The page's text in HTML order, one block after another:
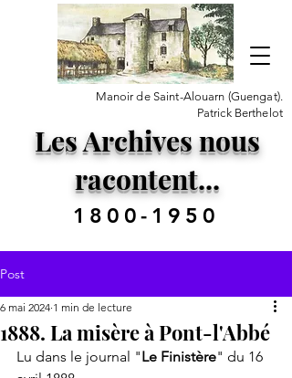
Les Archives nous
racontent...
1800-1950
Manoir de Saint-Alouarn (Guengat).
Patrick Berthelot
Post
1888. La misère à Pont-l'Abbé
6 mai 2024 1 min de lecture
Lu dans le journal "Le Finistère" du 16